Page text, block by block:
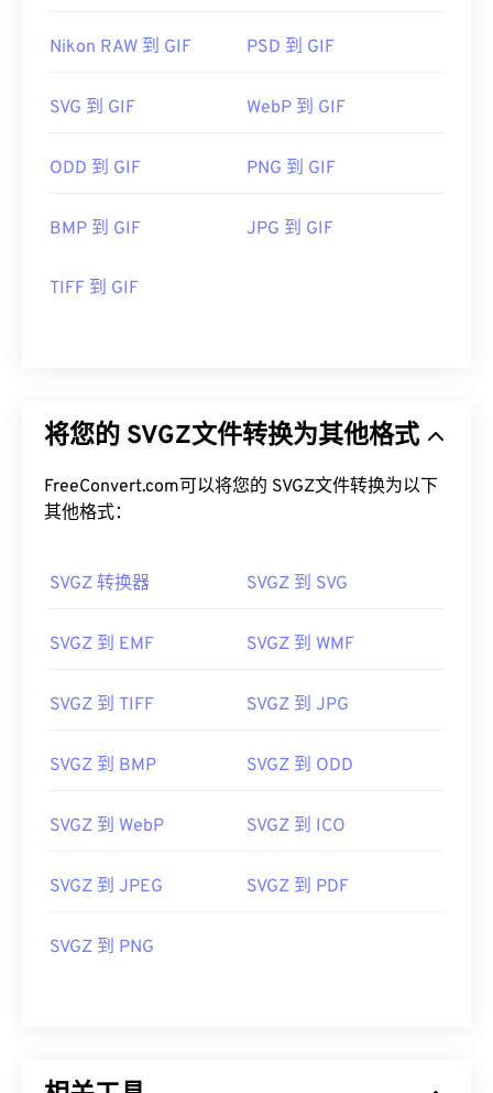
Nikon RAW 到 GIF PSD 到 GIF
SVG 到 GIF WebP 到 GIF
ODD 到 GIF PNG 到 GIF
BMP 到 GIF JPG 到 GIF
TIFF 到 GIF
将您的 SVGZ文件转换为其他格式
FreeConvert.com可以将您的 SVGZ文件转换为以下
其他格式：
SVGZ 转换器 SVGZ 到 SVG
SVGZ 到 EMF SVGZ 到 WMF
SVGZ 到 TIFF SVGZ 到 JPG
SVGZ 到 BMP SVGZ 到 ODD
SVGZ 到 WebP SVGZ 到 ICO
SVGZ 到 JPEG SVGZ 到 PDF
SVGZ 到 PNG